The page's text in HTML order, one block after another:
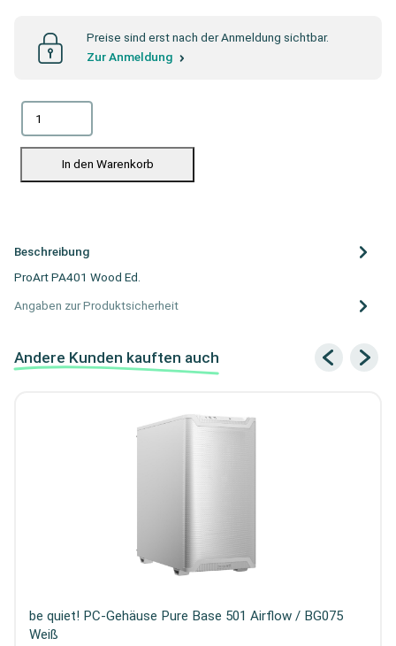
Preise sind erst nach der Anmeldung sichtbar.
Zur Anmeldung
In den Warenkorb
Beschreibung
ProArt PA401 Wood Ed.
Angaben zur Produktsicherheit
Andere Kunden kauften auch
be quiet! PC-Gehäuse Pure Base 501 Airflow / BG075
Weiß